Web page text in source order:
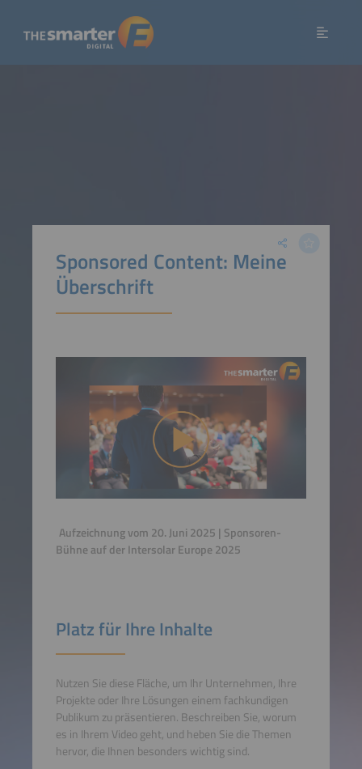
Sponsored Content: Meine
Überschrift
Aufzeichnung vom 20. Juni 2025 | Sponsoren-
Bühne auf der Intersolar Europe 2025
Platz für Ihre Inhalte
Nutzen Sie diese Fläche, um Ihr Unternehmen, Ihre
Projekte oder Ihre Lösungen einem fachkundigen
Publikum zu präsentieren. Beschreiben Sie, worum
es in Ihrem Video geht, und heben Sie die Themen
hervor, die Ihnen besonders wichtig sind.